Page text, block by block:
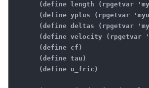
(define length (rpgetvar
(define yplus (rpgetvar
(define deltas (rpgetvar
(define velocity (rpgetvar
(define cf)
(define tau)
(define u_fric)